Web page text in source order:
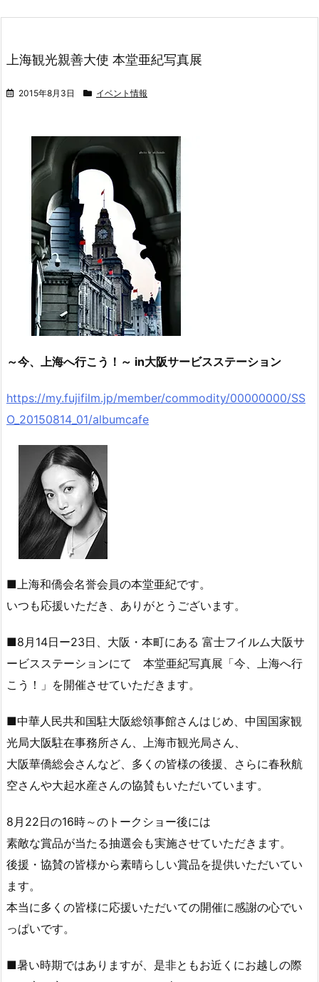
上海観光親善大使 本堂亜紀写真展
2015年8月3日 イベント情報
～今、上海へ行こう！～ in大阪サービスステーション
https://my.fujifilm.jp/member/commodity/00000000/SS
O_20150814_01/albumcafe
■上海和僑会名誉会員の本堂亜紀です。
いつも応援いただき、ありがとうございます。
■8月14日ー23日、大阪・本町にある 富士フイルム大阪サ
ービスステーションにて 本堂亜紀写真展「今、上海へ行
こう！」を開催させていただきます。
■中華人民共和国駐大阪総領事館さんはじめ、中国国家観
光局大阪駐在事務所さん、上海市観光局さん、
大阪華僑総会さんなど、多くの皆様の後援、さらに春秋航
空さんや大起水産さんの協賛もいただいています。
8月22日の16時～のトークショー後には
素敵な賞品が当たる抽選会も実施させていただきます。
後援・協賛の皆様から素晴らしい賞品を提供いただいてい
ます。
本当に多くの皆様に応援いただいての開催に感謝の心でい
っぱいです。
■暑い時期ではありますが、是非ともお近くにお越しの際